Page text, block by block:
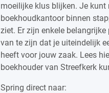
moeilijke klus blijken. Je
boekhoudkantoor binnen
ziet. Er zijn enkele
van te zijn dat je uiteindelijk
heeft voor jouw zaak. Lees
boekhouder van Streefkerk
Spring direct naar: